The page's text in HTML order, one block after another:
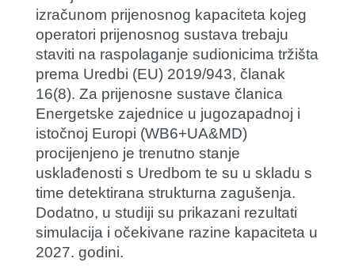
izračunom prijenosnog kapaciteta kojeg
operatori prijenosnog sustava trebaju
staviti na raspolaganje sudionicima tržišta
prema Uredbi (EU) 2019/943, članak
16(8). Za prijenosne sustave članica
Energetske zajednice u jugozapadnoj i
istočnoj Europi (WB6+UA&MD)
procijenjeno je trenutno stanje
usklađenosti s Uredbom te su u skladu s
time detektirana strukturna zagušenja.
Dodatno, u studiji su prikazani rezultati
simulacija i očekivane razine kapaciteta u
2027. godini.